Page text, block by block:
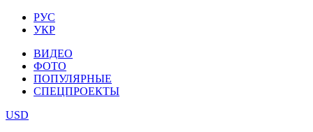
РУС
УКР
ВИДЕО
ФОТО
ПОПУЛЯРНЫЕ
СПЕЦПРОЕКТЫ
USD